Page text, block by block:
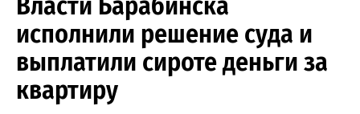
исполнили решение суда и
выплатили сироте деньги за
квартиру